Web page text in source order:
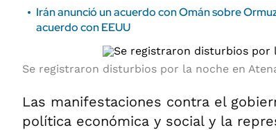
Irán anunció un acuerdo con Omán sobre
acuerdo con EEUU
Se registraron disturbios por la noche en
Las manifestaciones contra el
política económica y social y la